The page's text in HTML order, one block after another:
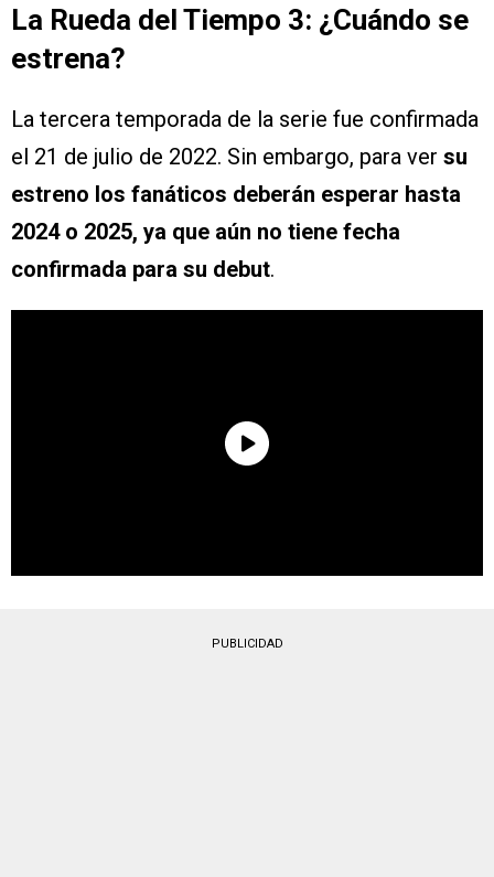
La Rueda del Tiempo 3: ¿Cuándo se
estrena?
La tercera temporada de la serie fue confirmada
el 21 de julio de 2022. Sin embargo, para ver su
estreno los fanáticos deberán esperar hasta
2024 o 2025, ya que aún no tiene fecha
confirmada para su debut.
PUBLICIDAD